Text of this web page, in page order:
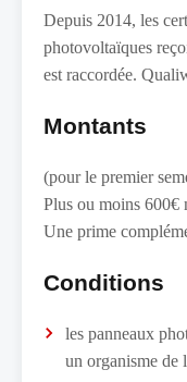
Depuis 2014, les
photovoltaïques
est raccordée.
Montants
(pour le premier
Plus ou moins 600€
Une prime
Conditions
les panneaux
un organisme de